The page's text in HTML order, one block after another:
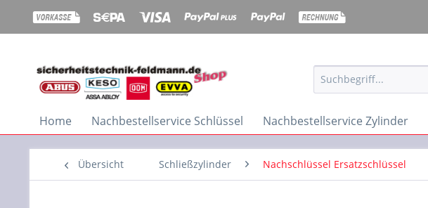
Home Nachbestellservice Schlüssel Nachbestellservice Zylinder
Übersicht Schließzylinder Nachschlüssel Ersatzschlüssel